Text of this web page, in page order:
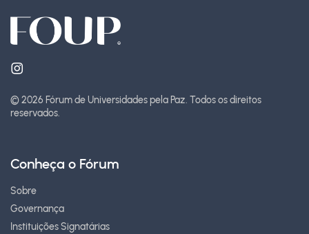
© 2026 Fórum de Universidades pela Paz. Todos os direitos
reservados.
Conheça o Fórum
Sobre
Governança
Instituições Signatárias